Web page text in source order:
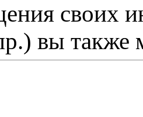
своих
вы также